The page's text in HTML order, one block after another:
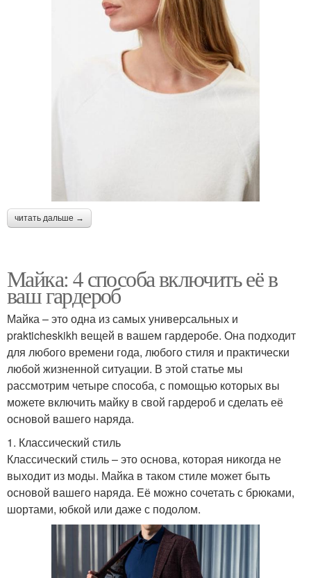
читать дальше →
Майка: 4 способа включить её в
ваш гардероб
Майка – это одна из самых универсальных и
prakticheskikh вещей в вашем гардеробе. Она подходит
для любого времени года, любого стиля и практически
любой жизненной ситуации. В этой статье мы
рассмотрим четыре способа, с помощью которых вы
можете включить майку в свой гардероб и сделать её
основой вашего наряда.
1. Классический стиль
Классический стиль – это основа, которая никогда не
выходит из моды. Майка в таком стиле может быть
основой вашего наряда. Её можно сочетать с брюками,
шортами, юбкой или даже с подолом.